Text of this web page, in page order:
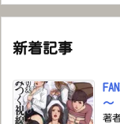
新着記事
～
著